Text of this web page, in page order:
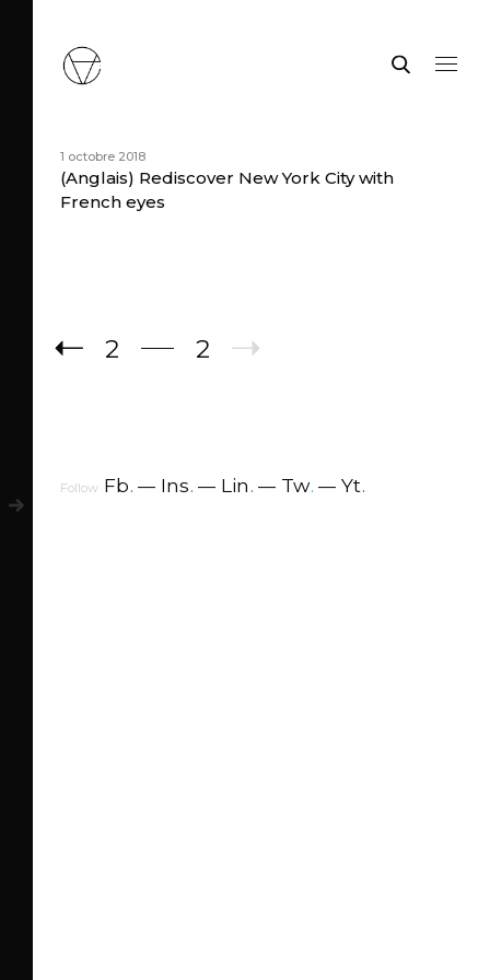
(Anglais) Rediscover New York City with
French eyes
1 octobre 2018
2 2
Follow Fb. Ins. Lin. Tw. Yt.